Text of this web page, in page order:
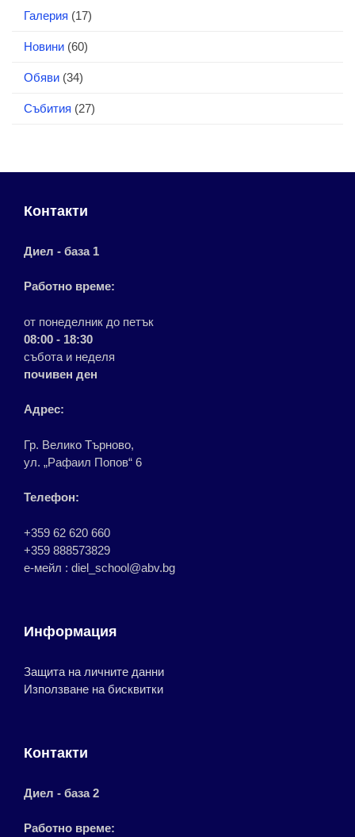
Галерия (17)
Новини (60)
Обяви (34)
Събития (27)
Контакти
Диел - база 1
Работно време:
от понеделник до петък
08:00 - 18:30
събота и неделя
почивен ден
Адрес:
Гр. Велико Търново,
ул. „Рафаил Попов“ 6
Телефон:
+359 62 620 660
+359 888573829
е-мейл : diel_school@abv.bg
Информация
Защита на личните данни
Използване на бисквитки
Контакти
Диел - база 2
Работно време: